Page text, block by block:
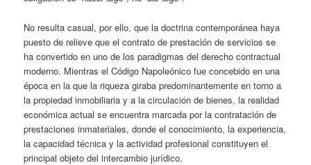
No resulta casual, por ello, que la doctrina contemporánea haya
puesto de relieve que el contrato de prestación de servicios se
ha convertido en uno de los paradigmas del derecho contractual
moderno. Mientras el Código Napoleónico fue concebido en una
época en la que la riqueza giraba predominantemente en torno a
la propiedad inmobiliaria y a la circulación de bienes, la realidad
económica actual se encuentra marcada por la contratación de
prestaciones inmateriales, donde el conocimiento, la experiencia,
la capacidad técnica y la actividad profesional constituyen el
principal objeto del intercambio jurídico.